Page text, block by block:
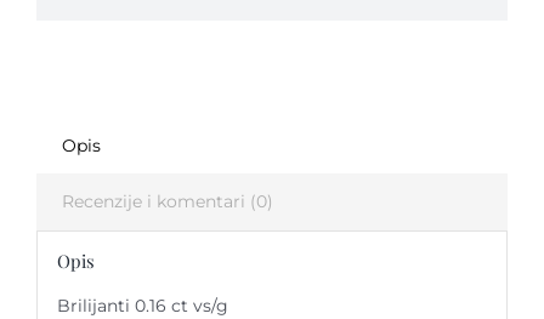
Opis
Recenzije i komentari (0)
Opis
Brilijanti 0.16 ct vs/g